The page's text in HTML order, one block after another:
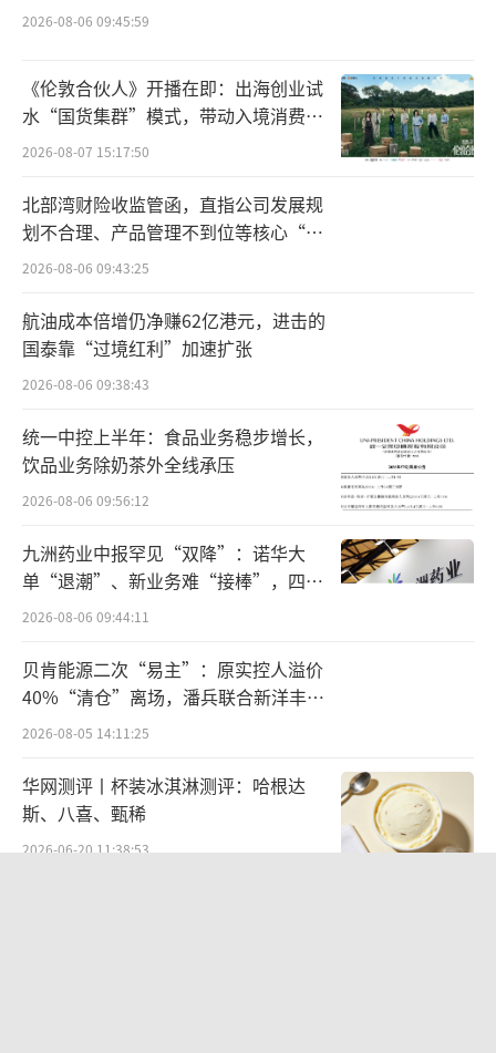
从企稳到发力
43岁的莲花控股，如何重回行业主场，一
直是国厚系的核心目标。
两个阶段：重整初期和国厚系逐步掌权时期。
2020年3月莲花控股完成重整，公司进入三
年维稳修复期间，经营状态相对平稳。
2020年至2022年，营业收入由16.55亿元
微增至16.91亿元，归母净利润分别为0.74亿
元、0.44亿元和0.46亿元。业绩增长乏力，主
业疲软。
司的味精产品销量增速几乎停滞，亟待新业务
提振业绩。
主导权，积极推动业务转型。当年3月初，公司
时任董事长李厚文亲赴杭州，与杭州金羚羊实
食品赛道。
当月底，莲花控股公告披露，计划以3至6
2026-08-06 09:45:59
《伦敦合伙人》开播在即：出海创业试
水“国货集群”模式，带动入境消费反
向种草
2026-08-07 15:17:50
北部湾财险收监管函，直指公司发展规
划不合理、产品管理不到位等核心“痛
点”
2026-08-06 09:43:25
航油成本倍增仍净赚62亿港元，进击的
国泰靠“过境红利”加速扩张
2026-08-06 09:38:43
统一中控上半年：食品业务稳步增长，
饮品业务除奶茶外全线承压
2026-08-06 09:56:12
九洲药业中报罕见“双降”：诺华大
单“退潮”、新业务难“接棒”，四大
难关待闯
2026-08-06 09:44:11
贝肯能源二次“易主”：原实控人溢价
40%“清仓”离场，潘兵联合新洋丰、
宏科百世拟入主
2026-08-05 14:11:25
华网测评丨杯装冰淇淋测评：哈根达
斯、八喜、甄稀
2026-06-20 11:38:53